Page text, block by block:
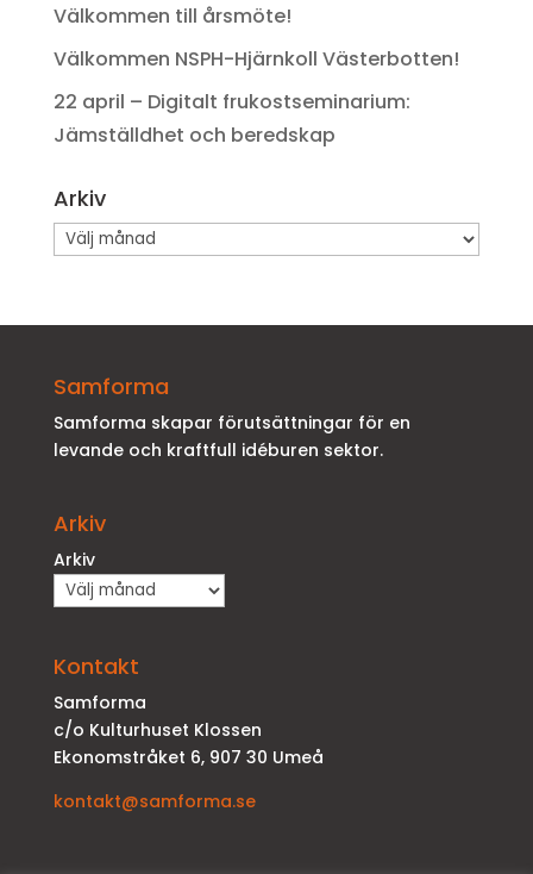
Välkommen till årsmöte!
Välkommen NSPH-Hjärnkoll Västerbotten!
22 april – Digitalt frukostseminarium:
Jämställdhet och beredskap
Arkiv
Arkiv
Samforma
Samforma skapar förutsättningar för en
levande och kraftfull idéburen sektor.
Arkiv
Arkiv
Kontakt
Samforma
c/o Kulturhuset Klossen
Ekonomstråket 6, 907 30 Umeå
kontakt@samforma.se